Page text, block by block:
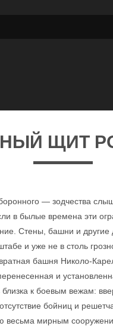
ЩИТ
— зодчества
в былые времена эти
Стены, башни и
и уже не в столь
башня Николо-
и
к боевым вежам:
бойниц и
весьма мирным